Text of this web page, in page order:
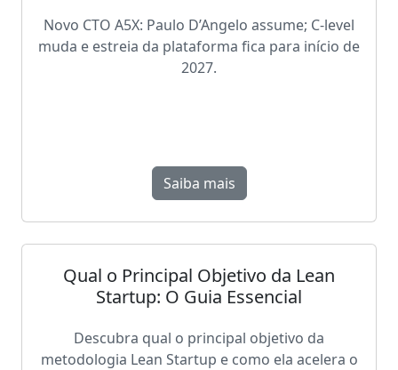
Novo CTO A5X: Paulo D’Angelo assume; C-level
muda e estreia da plataforma fica para início de
2027.
Saiba mais
Qual o Principal Objetivo da Lean
Startup: O Guia Essencial
Descubra qual o principal objetivo da
metodologia Lean Startup e como ela acelera o